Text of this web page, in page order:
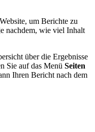
um Berichte zu
nachdem, wie viel Inhalt
über die Ergebnisse
Sie auf das Menü Seiten
Ihren Bericht nach dem